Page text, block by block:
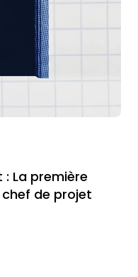
La première
chef de projet